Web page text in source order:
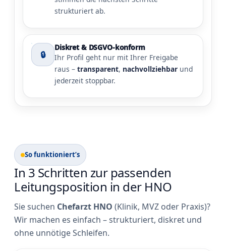
strukturiert ab.
🔒
Diskret & DSGVO-konform
Ihr Profil geht nur mit Ihrer Freigabe
raus – transparent, nachvollziehbar und
jederzeit stoppbar.
So funktioniert’s
In 3 Schritten zur passenden
Leitungsposition in der HNO
Sie suchen Chefarzt HNO (Klinik, MVZ oder Praxis)?
Wir machen es einfach – strukturiert, diskret und
ohne unnötige Schleifen.